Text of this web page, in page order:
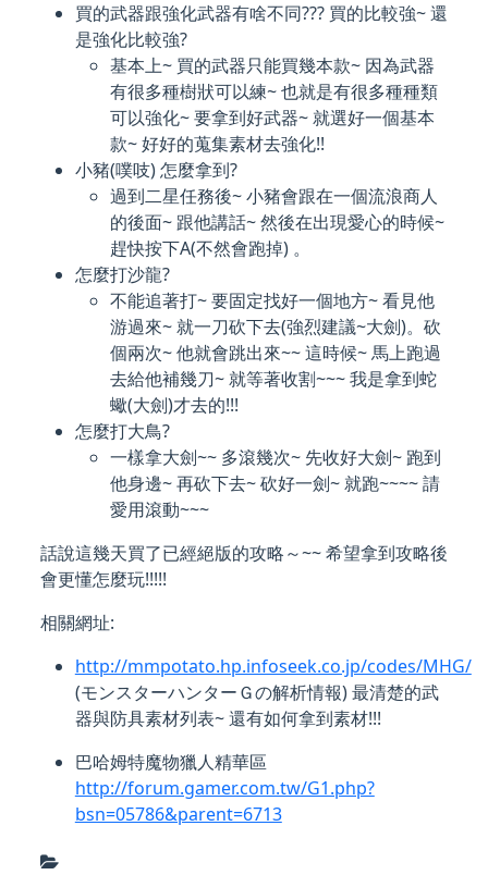
買的武器跟強化武器有啥不同??? 買的比較強~ 還
是強化比較強?
基本上~ 買的武器只能買幾本款~ 因為武器
有很多種樹狀可以練~ 也就是有很多種種類
可以強化~ 要拿到好武器~ 就選好一個基本
款~ 好好的蒐集素材去強化!!
小豬(噗吱) 怎麼拿到?
過到二星任務後~ 小豬會跟在一個流浪商人
的後面~ 跟他講話~ 然後在出現愛心的時候~
趕快按下A(不然會跑掉) 。
怎麼打沙龍?
不能追著打~ 要固定找好一個地方~ 看見他
游過來~ 就一刀砍下去(強烈建議~大劍)。砍
個兩次~ 他就會跳出來~~ 這時候~ 馬上跑過
去給他補幾刀~ 就等著收割~~~ 我是拿到蛇
蠍(大劍)才去的!!!
怎麼打大鳥?
一樣拿大劍~~ 多滾幾次~ 先收好大劍~ 跑到
他身邊~ 再砍下去~ 砍好一劍~ 就跑~~~~ 請
愛用滾動~~~
話說這幾天買了已經絕版的攻略～~~ 希望拿到攻略後
會更懂怎麼玩!!!!!
相關網址:
http://mmpotato.hp.infoseek.co.jp/codes/MHG/
(モンスターハンターＧの解析情報) 最清楚的武
器與防具素材列表~ 還有如何拿到素材!!!
巴哈姆特魔物獵人精華區
http://forum.gamer.com.tw/G1.php?
bsn=05786&parent=6713